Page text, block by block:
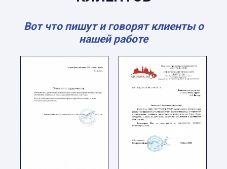
Вот что пишут и говорят клиенты о
нашей работе